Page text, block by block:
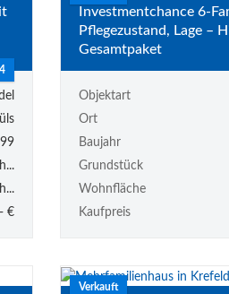
€
Investmentchance 6-
Pflegezustand, Lage –
Gesamtpaket
Objektart
Ort
Baujahr
Grundstück
Wohnfläche
Kaufpreis
Verkauft